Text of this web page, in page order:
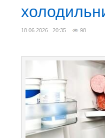
18.06.2026 20:35 98